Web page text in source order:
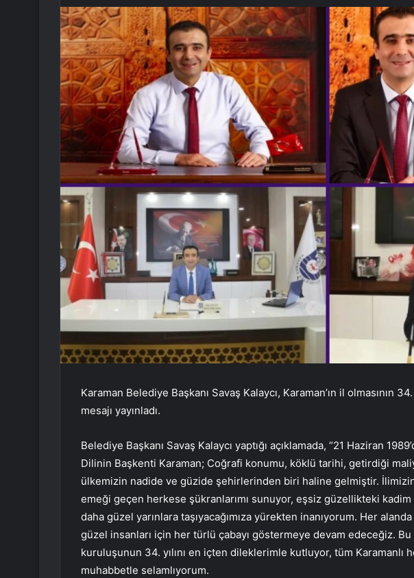
Karaman Belediye Başkanı Savaş Kalaycı, Karaman’ın il olmasının
mesajı yayınladı.
Belediye Başkanı Savaş Kalaycı yaptığı açıklamada, “21 Haziran
Dilinin Başkenti Karaman; Coğrafi konumu, köklü tarihi, getirdiği
ülkemizin nadide ve güzide şehirlerinden biri haline gelmiştir.
emeği geçen herkese şükranlarımı sunuyor, eşsiz güzellikteki
daha güzel yarınlara taşıyacağımıza yürekten inanıyorum. Her
güzel insanları için her türlü çabayı göstermeye devam edeceğiz.
kuruluşunun 34. yılını en içten dileklerimle kutluyor, tüm Karamanlı
muhabbetle selamlıyorum.